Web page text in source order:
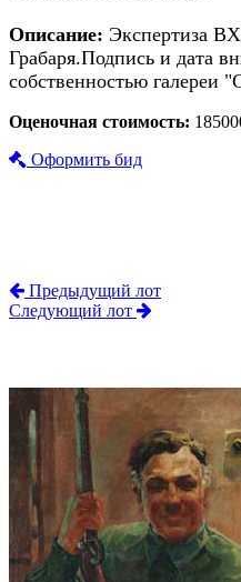
Описание: Экспертиза
Грабаря.Подпись и дата
собственностью
Оценочная стоимость:
Оформить бид
Предыдущий лот
Следующий лот